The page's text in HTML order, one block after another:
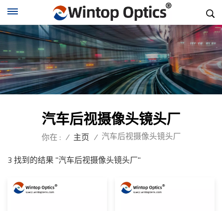
汽车后视摄像头镜头厂
你在 : / 主页 / 汽车后视摄像头镜头厂
3 找到的结果 "汽车后视摄像头镜头厂"